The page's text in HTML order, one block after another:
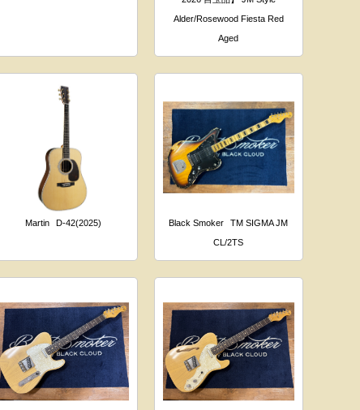
Alder/Rosewood Fiesta Red
Aged
Martin D-42(2025) Black Smoker
TM SIGMA JM
CL/2TS